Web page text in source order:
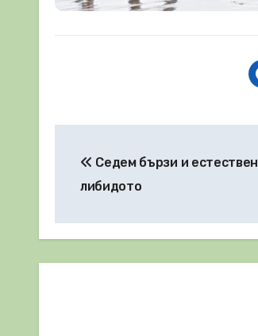
Седем бързи и
либидото